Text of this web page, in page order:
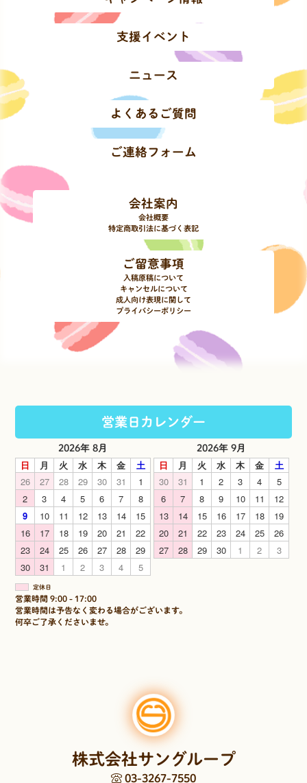
支援イベント
ニュース
よくあるご質問
ご連絡フォーム
会社案内
会社概要
特定商取引法に基づく表記
ご留意事項
入稿原稿について
キャンセルについて
成人向け表現に関して
プライバシーポリシー
営業日カレンダー
2026年 8月
日 月 火 水 木 金
土
26
27 28 29 30 31
1
2
3 4 5 6 7
8
9
10 11 12 13 14
15
16
17 18 19 20 21
22
23
24 25 26 27 28
29
30
31 1 2 3 4 5
2026年 9月
日 月 火 水 木 金
土
30
31 1 2 3 4
5
6
7 8 9 10 11
12
13
14 15 16 17 18
19
20
21 22 23 24 25
26
27
28 29 30 1 2 3
定休日
営業時間 9:00 - 17:00
営業時間は予告なく変わる場合がございます。
何卒ご了承くださいませ。
株式会社サングループ
03-3267-7550